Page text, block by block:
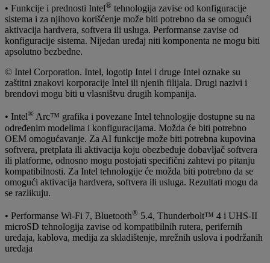
• Funkcije i prednosti Intel® tehnologija zavise od konfiguracije
sistema i za njihovo korišćenje može biti potrebno da se omogući
aktivacija hardvera, softvera ili usluga. Performanse zavise od
konfiguracije sistema. Nijedan uređaj niti komponenta ne mogu biti
apsolutno bezbedne.
© Intel Corporation. Intel, logotip Intel i druge Intel oznake su
zaštitni znakovi korporacije Intel ili njenih filijala. Drugi nazivi i
brendovi mogu biti u vlasništvu drugih kompanija.
• Intel® Arc™ grafika i povezane Intel tehnologije dostupne su na
određenim modelima i konfiguracijama. Možda će biti potrebno
OEM omogućavanje. Za AI funkcije može biti potrebna kupovina
softvera, pretplata ili aktivacija koju obezbeđuje dobavljač softvera
ili platforme, odnosno mogu postojati specifični zahtevi po pitanju
kompatibilnosti. Za Intel tehnologije će možda biti potrebno da se
omogući aktivacija hardvera, softvera ili usluga. Rezultati mogu da
se razlikuju.
• Performanse Wi-Fi 7, Bluetooth® 5.4, Thunderbolt™ 4 i UHS-II
microSD tehnologija zavise od kompatibilnih rutera, perifernih
uređaja, kablova, medija za skladištenje, mrežnih uslova i podržanih
uređaja